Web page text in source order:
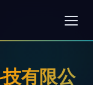
有限公